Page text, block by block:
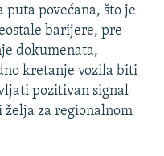
puta povećana, što je
barijere, pre
dokumenata,
kretanje vozila biti
pozitivan signal
za regionalnom